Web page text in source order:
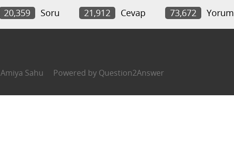
20,359 Soru 21,912 Cevap 73,672 Yorum
Amiya Sahu Powered by Question2Answer